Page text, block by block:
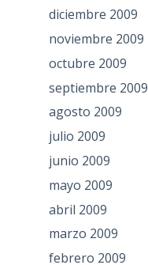
diciembre 2009
noviembre 2009
octubre 2009
septiembre 2009
agosto 2009
julio 2009
junio 2009
mayo 2009
abril 2009
marzo 2009
febrero 2009